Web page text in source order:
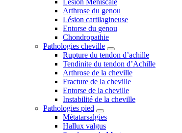
Lésion Méniscale
Arthrose du genou
Lésion cartilagineuse
Entorse du genou
Chondropathie
Pathologies cheville
Rupture du tendon d’achille
Tendinite du tendon d’Achille
Arthrose de la cheville
Fracture de la cheville
Entorse de la cheville
Instabilité de la cheville
Pathologies pied
Métatarsalgies
Hallux valgus